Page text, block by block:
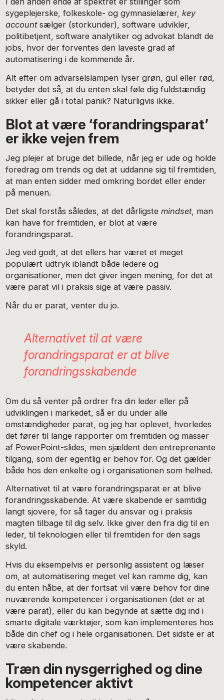
sygeplejerske, folkeskole- og gymnasielærer,key
accountsælger (storkunder), software udvikler,
politibetjent, software analytiker og advokat blandt de
jobs, hvor der forventes den laveste grad af
automatisering i de kommende år.
Alt efter om advarselslampen lyser grøn, gul eller rød,
betyder det så, at du enten skal føle dig fuldstændig
sikker eller gå i total panik? Naturligvis ikke.
Blot at være ‘forandringsparat’
er ikke vejen frem
Jeg plejer at bruge det billede, når jeg er ude og holde
foredrag om trends og det at uddanne sig til fremtiden,
at man enten sidder med omkring bordet eller ender
på menuen.
Det skal forstås således, at det dårligstemindset, man
kan have for fremtiden, er blot at være
forandringsparat.
Jeg ved godt, at det ellers har været et meget
populært udtryk iblandt både ledere og
organisationer, men det giver ingen mening, for det at
være parat vil i praksis sige at være passiv.
Når du er parat, venter du jo.
Alternativet til at være
forandringsparat er at blive
forandringsskabende
Om du så venter på ordrer fra din leder eller på
udviklingen i markedet, så er du under alle
omstændigheder parat, og jeg har oplevet, hvorledes
det fører til lange rapporter om fremtiden og masser
af PowerPoint-slides, men sjældent den entreprenante
tilgang, som der egentlig er behov for. Og det gælder
både hos den enkelte og i organisationen som helhed.
Alternativet til at være forandringsparat er at blive
forandringsskabende. At være skabende er samtidig
langt sjovere, for så tager du ansvar og i praksis
magten tilbage til dig selv. Ikke giver den fra dig til en
leder, til teknologien eller til fremtiden for den sags
skyld.
Hvis du eksempelvis er personlig assistent og læser
om, at automatisering meget vel kan ramme dig, kan
du enten håbe, at der fortsat vil være behov for dine
nuværende kompetencer i organisationen (det er at
være parat), eller du kan begynde at sætte dig ind i
smarte digitale værktøjer, som kan implementeres hos
både din chef og i hele organisationen. Det sidste er at
være skabende.
Træn din nysgerrighed og dine
kompetencer aktivt